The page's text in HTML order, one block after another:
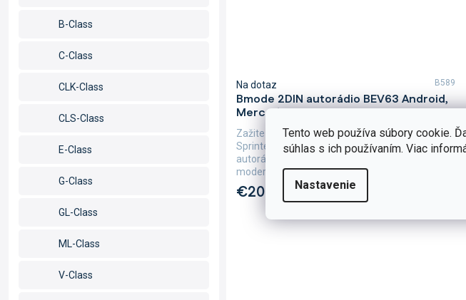
Tento web používa súbory cookie.
súhlas s ich používaním. Viac
Nastavenie
B-Class
C-Class
CLK-Class
CLS-Class
E-Class
G-Class
GL-Class
ML-Class
V-Class
Bmode 2DIN autorádio BEV63 Android,
Mercedes-Benz Sprinter II
Na dotaz
€205,82
Zažite každý okamih vo svojom Mercedes-Benz
Sprinter II s neuveriteľným zvukom vďaka 2DIN
autorádiu Bmode BEV63. Na prvý pohľad upúta
moderné technológie CarPlay a...
B589